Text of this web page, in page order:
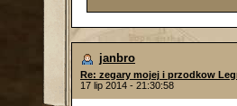
janbro
Re: zegary mojej i przodkow
17 lip 2014 - 21:30:58